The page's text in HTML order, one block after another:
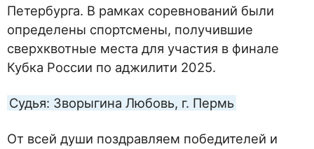
Петербурга. В рамках соревнований были
определены спортсмены, получившие
сверхквотные места для участия в финале
Кубка России по аджилити 2025.
Судья: Зворыгина Любовь, г. Пермь
От всей души поздравляем победителей и